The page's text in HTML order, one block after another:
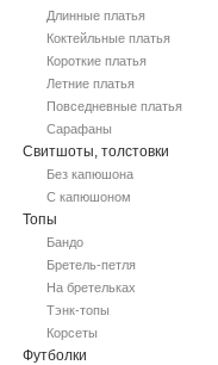
Длинные платья
Коктейльные платья
Короткие платья
Летние платья
Повседневные платья
Сарафаны
Свитшоты, толстовки
Без капюшона
С капюшоном
Топы
Бандо
Бретель-петля
На бретельках
Тэнк-топы
Корсеты
Футболки